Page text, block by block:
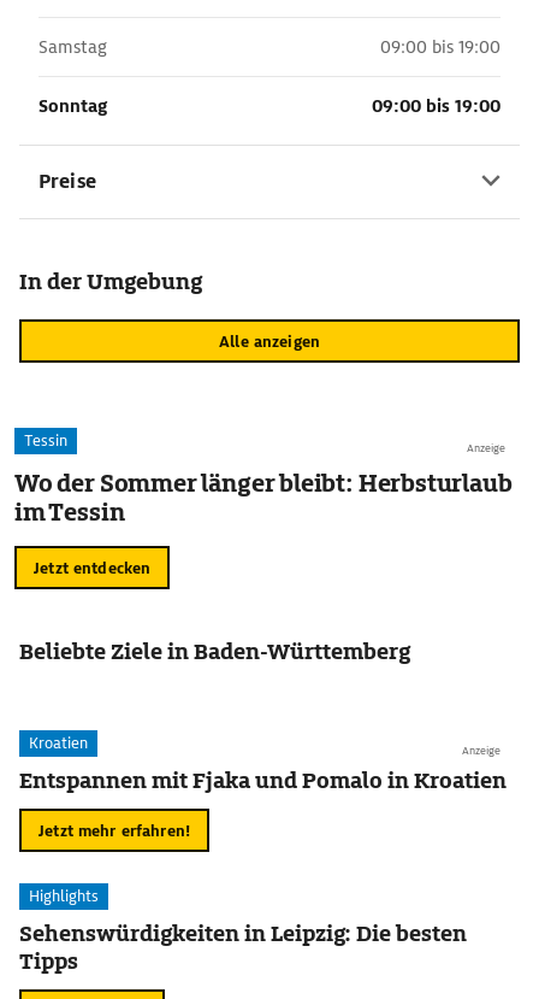
Samstag 09:00 bis 19:00
Sonntag 09:00 bis 19:00
Preise
In der Umgebung
Alle anzeigen
Anzeige
Tessin
Wo der Sommer länger bleibt: Herbsturlaub
im Tessin
Jetzt entdecken
Beliebte Ziele in Baden-Württemberg
Anzeige
Kroatien
Entspannen mit Fjaka und Pomalo in Kroatien
Jetzt mehr erfahren!
Highlights
Sehenswürdigkeiten in Leipzig: Die besten
Tipps